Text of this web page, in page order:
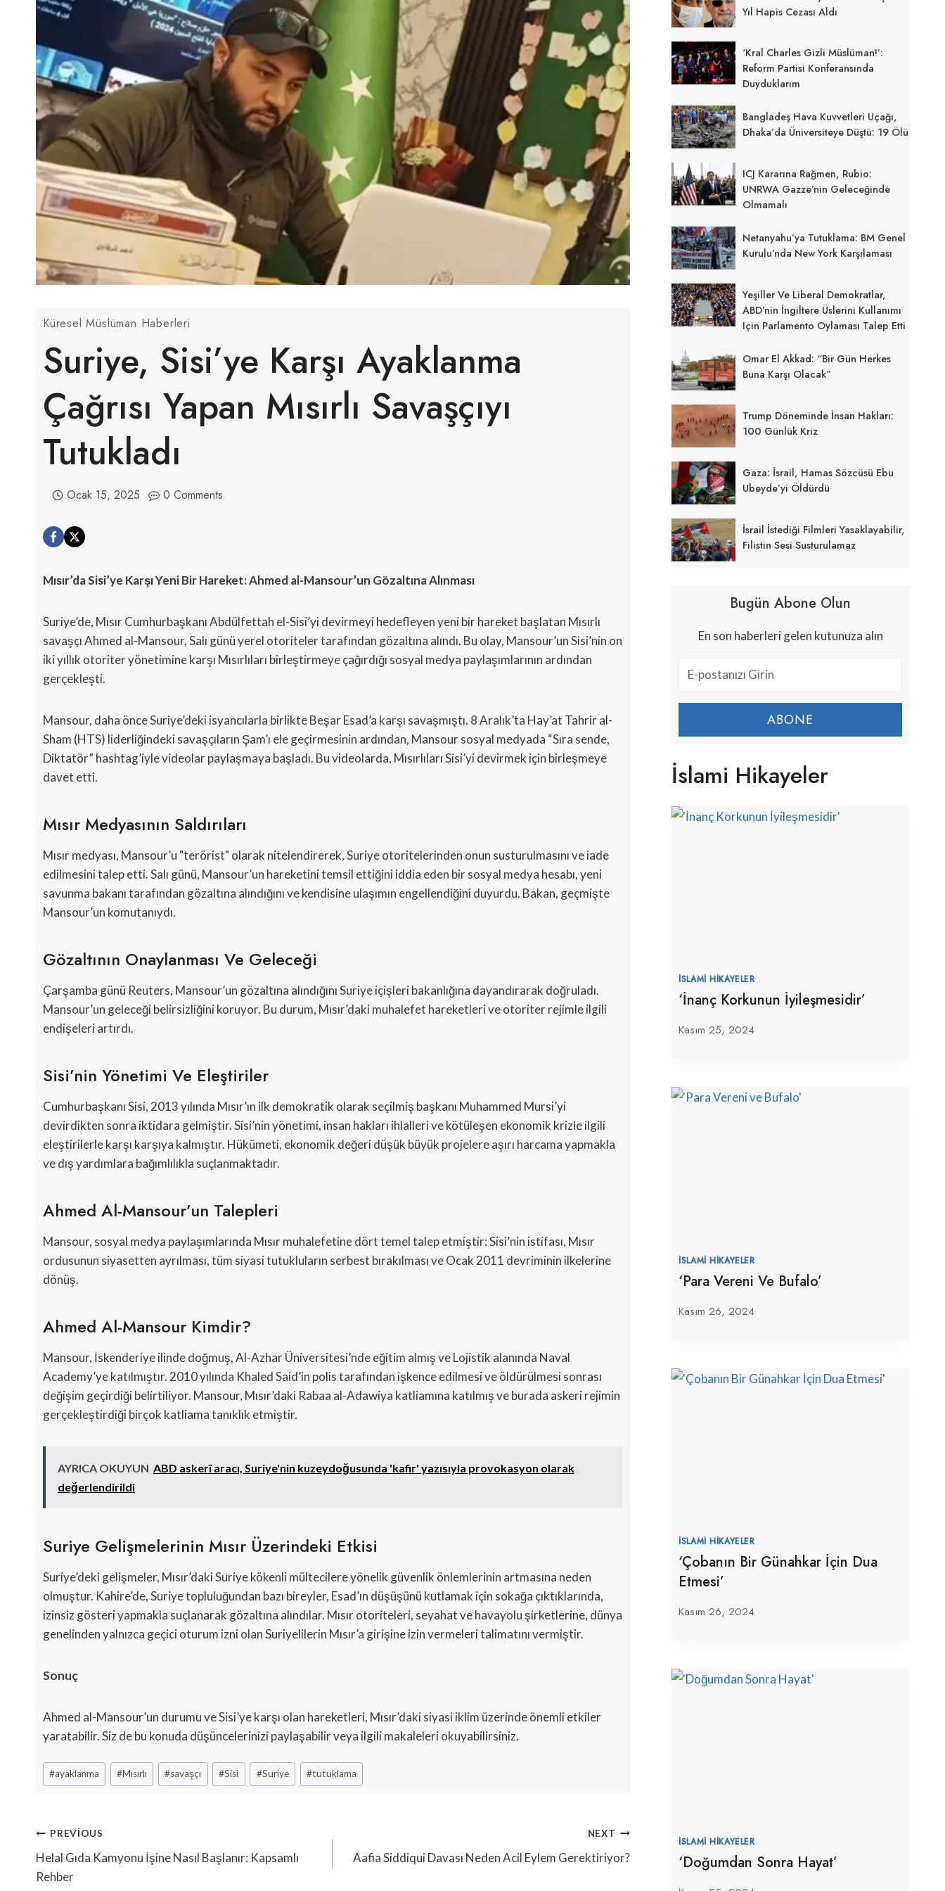
Küresel Müslüman Haberleri
Suriye, Sisi’ye Karşı Ayaklanma
Çağrısı Yapan Mısırlı Savaşçıyı
Tutukladı
Ocak 15, 2025 0 Comments
Mısır’da Sisi’ye Karşı Yeni Bir Hareket: Ahmed al-Mansour’un Gözaltına Alınması
Suriye’de, Mısır Cumhurbaşkanı Abdülfettah el-Sisi’yi devirmeyi hedefleyen yeni bir hareket başlatan Mısırlı
savaşçı Ahmed al-Mansour, Salı günü yerel otoriteler tarafından gözaltına alındı. Bu olay, Mansour’un Sisi’nin on
iki yıllık otoriter yönetimine karşı Mısırlıları birleştirmeye çağırdığı sosyal medya paylaşımlarının ardından
gerçekleşti.
Mansour, daha önce Suriye’deki isyancılarla birlikte Beşar Esad’a karşı savaşmıştı. 8 Aralık’ta Hay’at Tahrir al-
Sham (HTS) liderliğindeki savaşçıların Şam’ı ele geçirmesinin ardından, Mansour sosyal medyada “Sıra sende,
Diktatör” hashtag’iyle videolar paylaşmaya başladı. Bu videolarda, Mısırlıları Sisi’yi devirmek için birleşmeye
davet etti.
Mısır Medyasının Saldırıları
Mısır medyası, Mansour’u "terörist" olarak nitelendirerek, Suriye otoritelerinden onun susturulmasını ve iade
edilmesini talep etti. Salı günü, Mansour’un hareketini temsil ettiğini iddia eden bir sosyal medya hesabı, yeni
savunma bakanı tarafından gözaltına alındığını ve kendisine ulaşımın engellendiğini duyurdu. Bakan, geçmişte
Mansour’un komutanıydı.
Gözaltının Onaylanması Ve Geleceği
Çarşamba günü Reuters, Mansour’un gözaltına alındığını Suriye içişleri bakanlığına dayandırarak doğruladı.
Mansour’un geleceği belirsizliğini koruyor. Bu durum, Mısır’daki muhalefet hareketleri ve otoriter rejimle ilgili
endişeleri artırdı.
Sisi’nin Yönetimi Ve Eleştiriler
Cumhurbaşkanı Sisi, 2013 yılında Mısır’ın ilk demokratik olarak seçilmiş başkanı Muhammed Mursi’yi
devirdikten sonra iktidara gelmiştir. Sisi’nin yönetimi, insan hakları ihlalleri ve kötüleşen ekonomik krizle ilgili
eleştirilerle karşı karşıya kalmıştır. Hükümeti, ekonomik değeri düşük büyük projelere aşırı harcama yapmakla
ve dış yardımlara bağımlılıkla suçlanmaktadır.
Ahmed Al-Mansour’un Talepleri
Mansour, sosyal medya paylaşımlarında Mısır muhalefetine dört temel talep etmiştir: Sisi’nin istifası, Mısır
ordusunun siyasetten ayrılması, tüm siyasi tutukluların serbest bırakılması ve Ocak 2011 devriminin ilkelerine
dönüş.
Ahmed Al-Mansour Kimdir?
Mansour, İskenderiye ilinde doğmuş, Al-Azhar Üniversitesi’nde eğitim almış ve Lojistik alanında Naval
Academy’ye katılmıştır. 2010 yılında Khaled Said’in polis tarafından işkence edilmesi ve öldürülmesi sonrası
değişim geçirdiği belirtiliyor. Mansour, Mısır’daki Rabaa al-Adawiya katliamına katılmış ve burada askeri rejimin
gerçekleştirdiği birçok katliama tanıklık etmiştir.
AYRICA OKUYUN ABD askerî aracı, Suriye'nin kuzeydoğusunda 'kafir' yazısıyla provokasyon olarak
değerlendirildi
Suriye Gelişmelerinin Mısır Üzerindeki Etkisi
Suriye’deki gelişmeler, Mısır’daki Suriye kökenli mültecilere yönelik güvenlik önlemlerinin artmasına neden
olmuştur. Kahire’de, Suriye topluluğundan bazı bireyler, Esad’ın düşüşünü kutlamak için sokağa çıktıklarında,
izinsiz gösteri yapmakla suçlanarak gözaltına alındılar. Mısır otoriteleri, seyahat ve havayolu şirketlerine, dünya
genelinden yalnızca geçici oturum izni olan Suriyelilerin Mısır’a girişine izin vermeleri talimatını vermiştir.
Sonuç
Ahmed al-Mansour’un durumu ve Sisi’ye karşı olan hareketleri, Mısır’daki siyasi iklim üzerinde önemli etkiler
yaratabilir. Siz de bu konuda düşüncelerinizi paylaşabilir veya ilgili makaleleri okuyabilirsiniz.
Post
Tags:
#ayaklanma #Mısırlı #savaşçı #Sisi #Suriye #tutuklama
Yazı
Gezinmesi
PREVIOUS
Helal Gıda Kamyonu İşine Nasıl Başlanır: Kapsamlı
Rehber
NEXT
Aafia Siddiqui Davası Neden Acil Eylem Gerektiriyor?
Yıl Hapis Cezası Aldı
‘Kral Charles Gizli Müslüman!’:
Reform Partisi Konferansında
Duyduklarım
Bangladeş Hava Kuvvetleri Uçağı,
Dhaka’da Üniversiteye Düştü: 19 Ölü
ICJ Kararına Rağmen, Rubio:
UNRWA Gazze’nin Geleceğinde
Olmamalı
Netanyahu’ya Tutuklama: BM Genel
Kurulu’nda New York Karşılaması
Yeşiller Ve Liberal Demokratlar,
ABD’nin İngiltere Üslerini Kullanımı
Için Parlamento Oylaması Talep Etti
Omar El Akkad: “Bir Gün Herkes
Buna Karşı Olacak”
Trump Döneminde İnsan Hakları:
100 Günlük Kriz
Gaza: İsrail, Hamas Sözcüsü Ebu
Ubeyde’yi Öldürdü
İsrail İstediği Filmleri Yasaklayabilir,
Filistin Sesi Susturulamaz
Bugün Abone Olun
En son haberleri gelen kutunuza alın
ABONE
İslami Hikayeler
İSLAMI HIKAYELER
‘İnanç Korkunun İyileşmesidir’
Kasım 25, 2024
İSLAMI HIKAYELER
‘Para Vereni Ve Bufalo’
Kasım 26, 2024
İSLAMI HIKAYELER
‘Çobanın Bir Günahkar İçin Dua
Etmesi’
Kasım 26, 2024
İSLAMI HIKAYELER
‘Doğumdan Sonra Hayat’